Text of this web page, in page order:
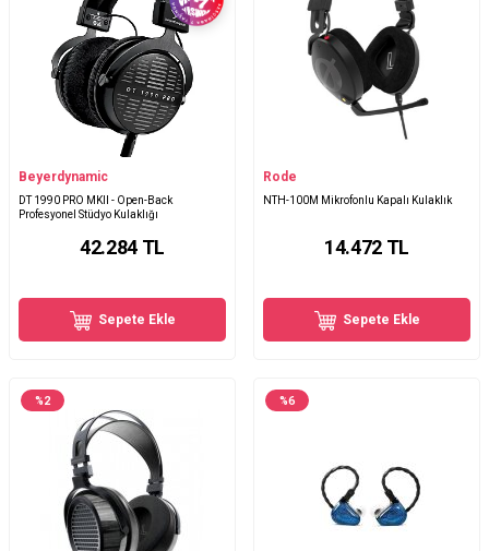
Beyerdynamic
DT 1990 PRO MKII - Open-Back
Profesyonel Stüdyo Kulaklığı
42.284TL
Sepete Ekle
Rode
NTH-100M Mikrofonlu Kapalı Kulaklık
14.472TL
Sepete Ekle
%2 %6